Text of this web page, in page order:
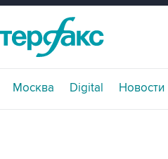
Москва Digital Новости